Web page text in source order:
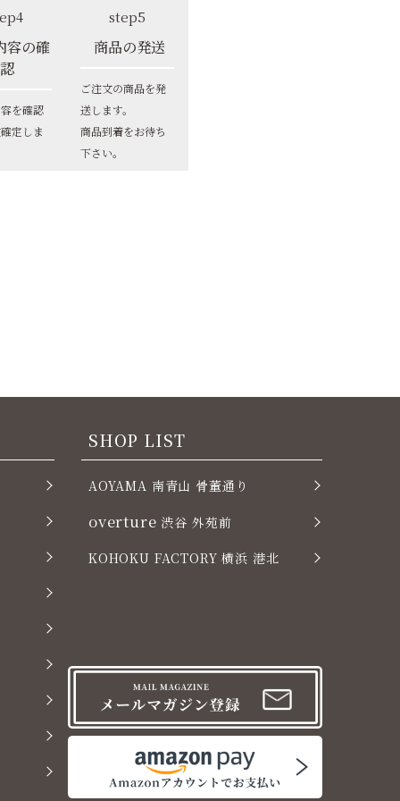
容の確
認
を確認
定しま
step5
商品の発送
ご注文の商品を発
送します。
商品到着をお待ち
下さい。
SHOP LIST
AOYAMA 南青山 骨董通り
overture 渋谷 外苑前
KOHOKU FACTORY 横浜 港北